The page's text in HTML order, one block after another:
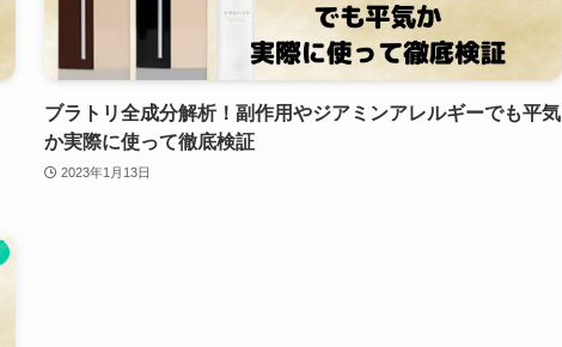
ブラトリ全成分解析！副作用やジアミンアレルギーでも平気
か実際に使って徹底検証
2023年1月13日